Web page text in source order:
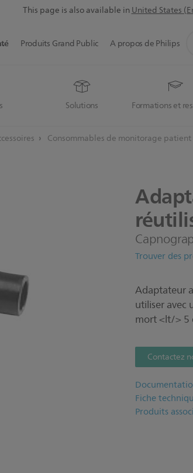
This page is also available inUnited States
Solutions Formations et
Produits Grand Public A propos de Philips
Consommables de monitorage patient
Trouver des
Adaptateur
utiliser avec
mort <lt/> 5
Contactez
Fiche
Produits